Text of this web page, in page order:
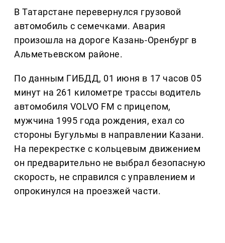
В Татарстане перевернулся грузовой
автомобиль с семечками. Авария
произошла на дороге Казань-Оренбург в
Альметьевском районе.
По данным ГИБДД, 01 июня в 17 часов 05
минут на 261 километре трассы водитель
автомобиля VOLVO FM с прицепом,
мужчина 1995 года рождения, ехал со
стороны Бугульмы в направлении Казани.
На перекрестке с кольцевым движением
он предварительно не выбрал безопасную
скорость, не справился с управлением и
опрокинулся на проезжей части.